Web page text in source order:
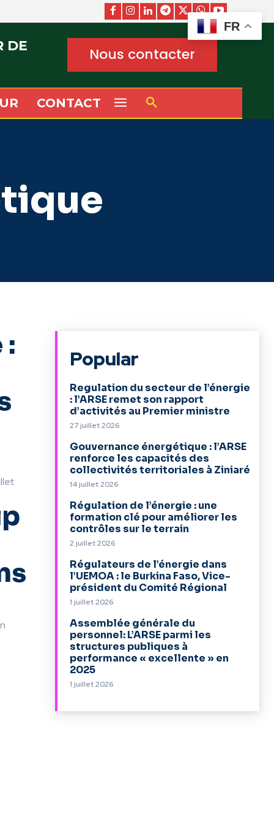
DE
Nous contacter
CONTACT
:
Popular
Regulation du secteur de l’énergie
: l’ARSE remet son rapport
d’activités au Premier ministre
27 juillet 2026
Gouvernance énergétique : l’ARSE
renforce les capacités des
collectivités territoriales à Ziniaré
14 juillet 2026
Régulation de l’énergie : une
formation clé pour améliorer les
contrôles sur le terrain
2 juillet 2026
Régulateurs de l’énergie dans
l’UEMOA : le Burkina Faso, Vice-
président du Comité Régional
1 juillet 2026
Assemblée générale du
personnel: L’ARSE parmi les
structures publiques à
performance « excellente » en
2025
1 juillet 2026
FR